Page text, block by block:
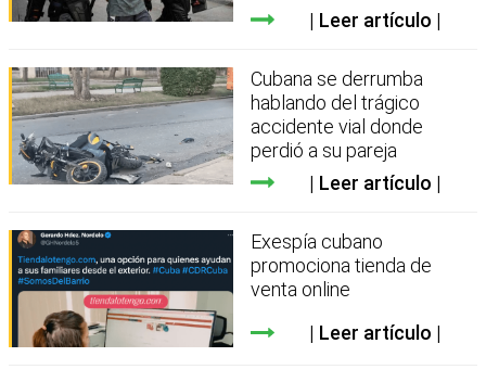
Leer artículo
Cubana se derrumba
hablando del trágico
accidente vial donde
perdió a su pareja
Leer artículo
Exespía cubano
promociona tienda de
venta online
Leer artículo